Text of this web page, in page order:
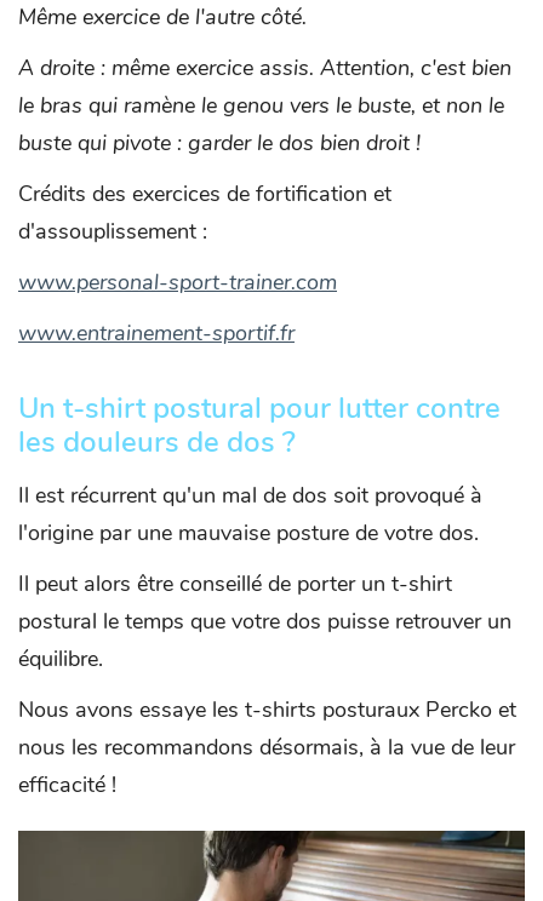
Même exercice de l'autre côté.
A droite : même exercice assis. Attention, c'est bien
le bras qui ramène le genou vers le buste, et non le
buste qui pivote : garder le dos bien droit !
Crédits des exercices de fortification et
d'assouplissement :
www.personal-sport-trainer.com
www.entrainement-sportif.fr
Un t-shirt postural pour lutter contre
les douleurs de dos ?
Il est récurrent qu'un mal de dos soit provoqué à
l'origine par une mauvaise posture de votre dos.
Il peut alors être conseillé de porter un t-shirt
postural le temps que votre dos puisse retrouver un
équilibre.
Nous avons essaye les t-shirts posturaux Percko et
nous les recommandons désormais, à la vue de leur
efficacité !